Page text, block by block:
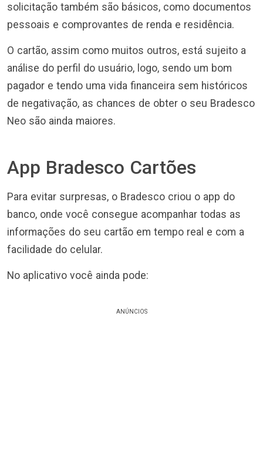
solicitação também são básicos, como documentos
pessoais e comprovantes de renda e residência.
O cartão, assim como muitos outros, está sujeito a
análise do perfil do usuário, logo, sendo um bom
pagador e tendo uma vida financeira sem históricos
de negativação, as chances de obter o seu Bradesco
Neo são ainda maiores.
App Bradesco Cartões
Para evitar surpresas, o Bradesco criou o app do
banco, onde você consegue acompanhar todas as
informações do seu cartão em tempo real e com a
facilidade do celular.
No aplicativo você ainda pode:
ANÚNCIOS